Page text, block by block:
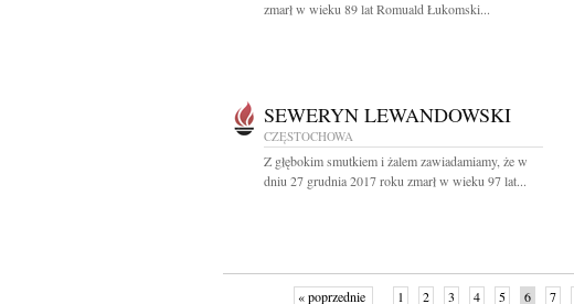
zmarł w wieku 89 lat Romuald Łukomski...
SEWERYN LEWANDOWSKI
CZĘSTOCHOWA
Z głębokim smutkiem i żalem zawiadamiamy, że w
dniu 27 grudnia 2017 roku zmarł w wieku 97 lat...
« poprzednie 1 2 3 4 5 6 7